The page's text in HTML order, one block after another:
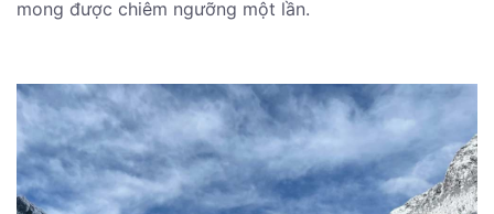
mong được chiêm ngưỡng một lần.